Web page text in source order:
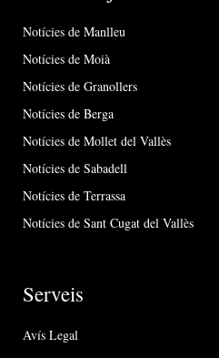
Notícies de Manlleu
Notícies de Moià
Notícies de Granollers
Notícies de Berga
Notícies de Mollet del Vallès
Notícies de Sabadell
Notícies de Terrassa
Notícies de Sant Cugat del Vallès
Serveis
Avís Legal